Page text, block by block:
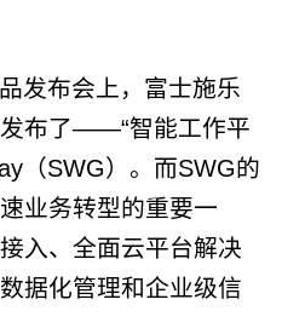
发布会上，富士施乐
布了——“智能工作平
（SWG）。而SWG的
业务转型的重要一
入、全面云平台解决
据化管理和企业级信